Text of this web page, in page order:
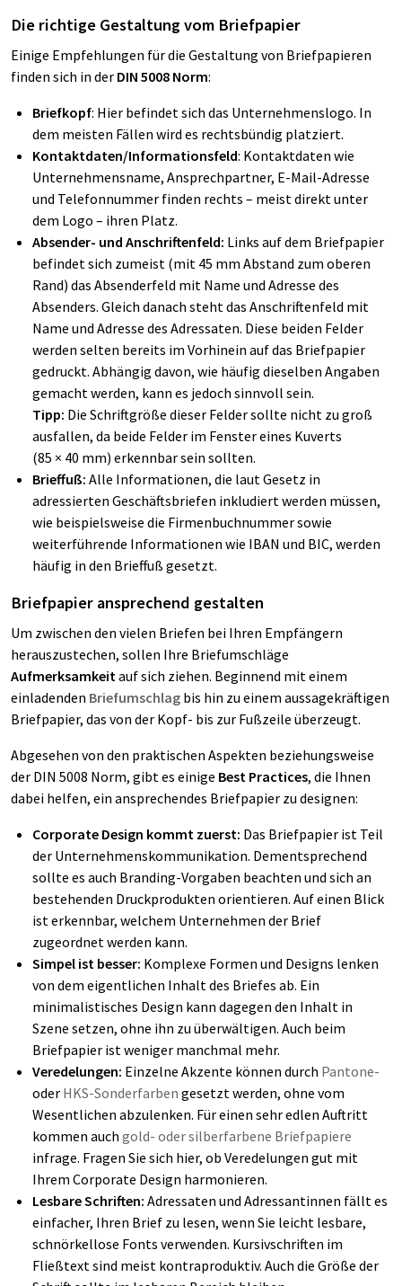
Die richtige Gestaltung vom Briefpapier
Einige Empfehlungen für die Gestaltung von Briefpapieren
finden sich in der DIN 5008 Norm:
Briefkopf: Hier befindet sich das Unternehmenslogo. In
dem meisten Fällen wird es rechtsbündig platziert.
Kontaktdaten/Informationsfeld: Kontaktdaten wie
Unternehmensname, Ansprechpartner, E-Mail-Adresse
und Telefonnummer finden rechts – meist direkt unter
dem Logo – ihren Platz.
Absender- und Anschriftenfeld: Links auf dem Briefpapier
befindet sich zumeist (mit 45 mm Abstand zum oberen
Rand) das Absenderfeld mit Name und Adresse des
Absenders. Gleich danach steht das Anschriftenfeld mit
Name und Adresse des Adressaten. Diese beiden Felder
werden selten bereits im Vorhinein auf das Briefpapier
gedruckt. Abhängig davon, wie häufig dieselben Angaben
gemacht werden, kann es jedoch sinnvoll sein.
Tipp: Die Schriftgröße dieser Felder sollte nicht zu groß
ausfallen, da beide Felder im Fenster eines Kuverts
(85 × 40 mm) erkennbar sein sollten.
Brieffuß: Alle Informationen, die laut Gesetz in
adressierten Geschäftsbriefen inkludiert werden müssen,
wie beispielsweise die Firmenbuchnummer sowie
weiterführende Informationen wie IBAN und BIC, werden
häufig in den Brieffuß gesetzt.
Briefpapier ansprechend gestalten
Um zwischen den vielen Briefen bei Ihren Empfängern
herauszustechen, sollen Ihre Briefumschläge
Aufmerksamkeit auf sich ziehen. Beginnend mit einem
einladenden Briefumschlag bis hin zu einem aussagekräftigen
Briefpapier, das von der Kopf- bis zur Fußzeile überzeugt.
Abgesehen von den praktischen Aspekten beziehungsweise
der DIN 5008 Norm, gibt es einige Best Practices, die Ihnen
dabei helfen, ein ansprechendes Briefpapier zu designen:
Corporate Design kommt zuerst: Das Briefpapier ist Teil
der Unternehmenskommunikation. Dementsprechend
sollte es auch Branding-Vorgaben beachten und sich an
bestehenden Druckprodukten orientieren. Auf einen Blick
ist erkennbar, welchem Unternehmen der Brief
zugeordnet werden kann.
Simpel ist besser: Komplexe Formen und Designs lenken
von dem eigentlichen Inhalt des Briefes ab. Ein
minimalistisches Design kann dagegen den Inhalt in
Szene setzen, ohne ihn zu überwältigen. Auch beim
Briefpapier ist weniger manchmal mehr.
Veredelungen: Einzelne Akzente können durch Pantone-
oder HKS-Sonderfarben gesetzt werden, ohne vom
Wesentlichen abzulenken. Für einen sehr edlen Auftritt
kommen auch gold- oder silberfarbene Briefpapiere
infrage. Fragen Sie sich hier, ob Veredelungen gut mit
Ihrem Corporate Design harmonieren.
Lesbare Schriften: Adressaten und Adressantinnen fällt es
einfacher, Ihren Brief zu lesen, wenn Sie leicht lesbare,
schnörkellose Fonts verwenden. Kursivschriften im
Fließtext sind meist kontraproduktiv. Auch die Größe der